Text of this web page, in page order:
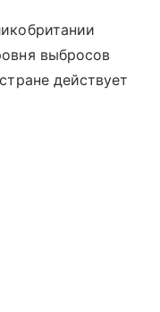
выбросов
действует